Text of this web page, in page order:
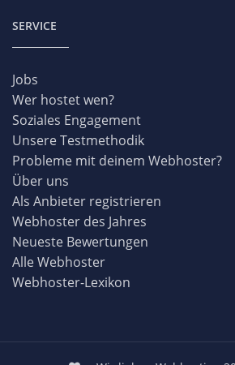
SERVICE
Jobs
Wer hostet wen?
Soziales Engagement
Unsere Testmethodik
Probleme mit deinem Webhoster?
Über uns
Als Anbieter registrieren
Webhoster des Jahres
Neueste Bewertungen
Alle Webhoster
Webhoster-Lexikon